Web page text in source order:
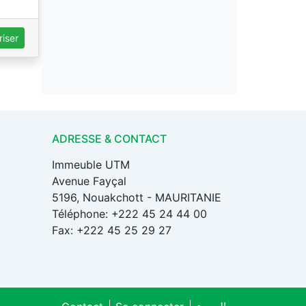
ADRESSE & CONTACT
Immeuble UTM
Avenue Fayçal
5196, Nouakchott - MAURITANIE
Téléphone: +222 45 24 44 00
Fax: +222 45 25 29 27